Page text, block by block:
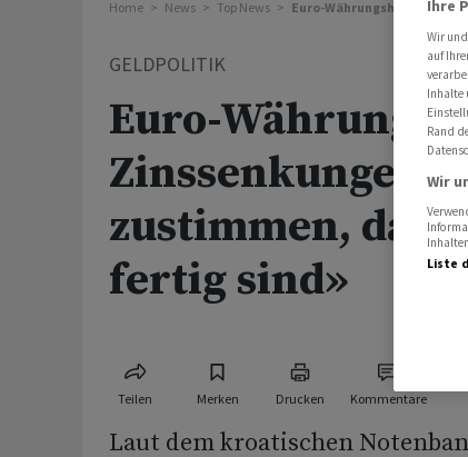
Home News Top News Euro-Währungshüter über
GELDPOLITIK
Euro-
Zinssenkungen:
zustimmen,
fertig sind»
Teilen Merken Drucken Kommentare
Laut dem kroatischen
Ihre
Wir
auf
Inhalte
Rand
Wir
Liste